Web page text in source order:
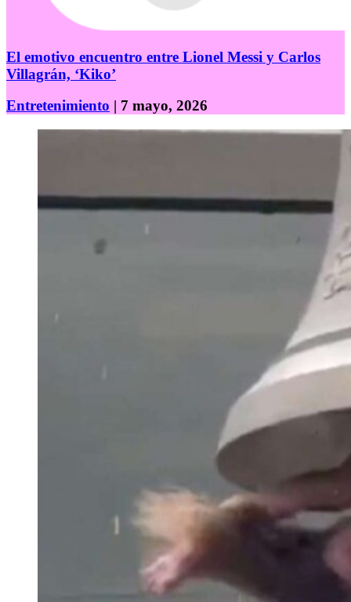
El emotivo encuentro entre Lionel Messi y Carlos
Villagrán, ‘Kiko’
Entretenimiento | 7 mayo, 2026